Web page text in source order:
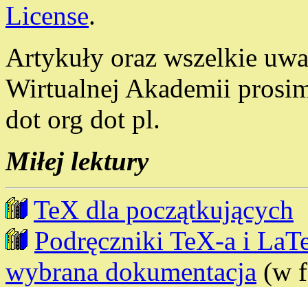
License.
Artykuły oraz wszelkie
Wirtualnej Akademii
dot org dot pl.
Miłej lektury
TeX dla początkujących
Podręczniki TeX-a i
wybrana dokumentacja (w